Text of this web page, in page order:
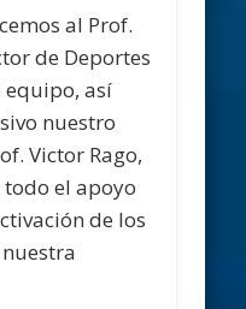
al Prof.
de Deportes
equipo, así
nuestro
Victor Rago,
todo el apoyo
de los